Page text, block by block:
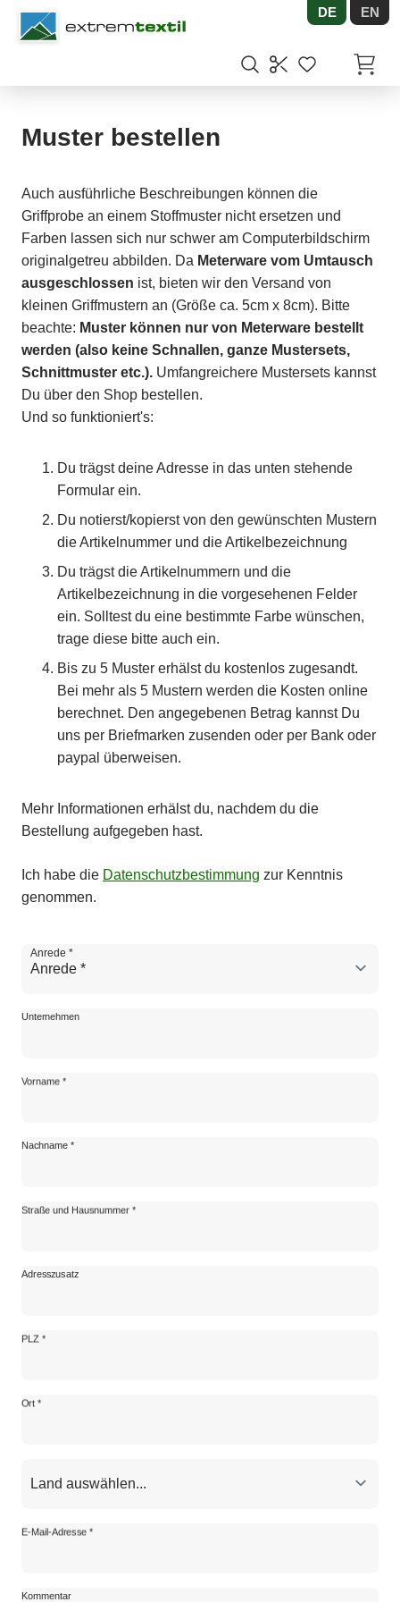
Shopware DE EN
Muster bestellen
Auch ausführliche Beschreibungen können die
Griffprobe an einem Stoffmuster nicht ersetzen und
Farben lassen sich nur schwer am Computerbildschirm
originalgetreu abbilden. Da Meterware vom Umtausch
ausgeschlossen ist, bieten wir den Versand von
kleinen Griffmustern an (Größe ca. 5cm x 8cm). Bitte
beachte: Muster können nur von Meterware bestellt
werden (also keine Schnallen, ganze Mustersets,
Schnittmuster etc.). Umfangreichere Mustersets kannst
Du über den Shop bestellen.
Und so funktioniert's:
Du trägst deine Adresse in das unten stehende
Formular ein.
Du notierst/kopierst von den gewünschten Mustern
die Artikelnummer und die Artikelbezeichnung
Du trägst die Artikelnummern und die
Artikelbezeichnung in die vorgesehenen Felder
ein. Solltest du eine bestimmte Farbe wünschen,
trage diese bitte auch ein.
Bis zu 5 Muster erhälst du kostenlos zugesandt.
Bei mehr als 5 Mustern werden die Kosten online
berechnet. Den angegebenen Betrag kannst Du
uns per Briefmarken zusenden oder per Bank oder
paypal überweisen.
Mehr Informationen erhälst du, nachdem du die
Bestellung aufgegeben hast.
Ich habe die Datenschutzbestimmung zur Kenntnis
genommen.
Anrede *
Unternehmen
Unternehmen
Vorname *
Vorname *
Nachname *
Nachname *
Straße und Hausnummer *
Straße und Hausnummer *
Adresszusatz
Adresszusatz
PLZ *
PLZ *
Ort *
Ort *
Land *
E-Mail-Adresse *
E-Mail-Adresse *
Kommentar
Kommentar